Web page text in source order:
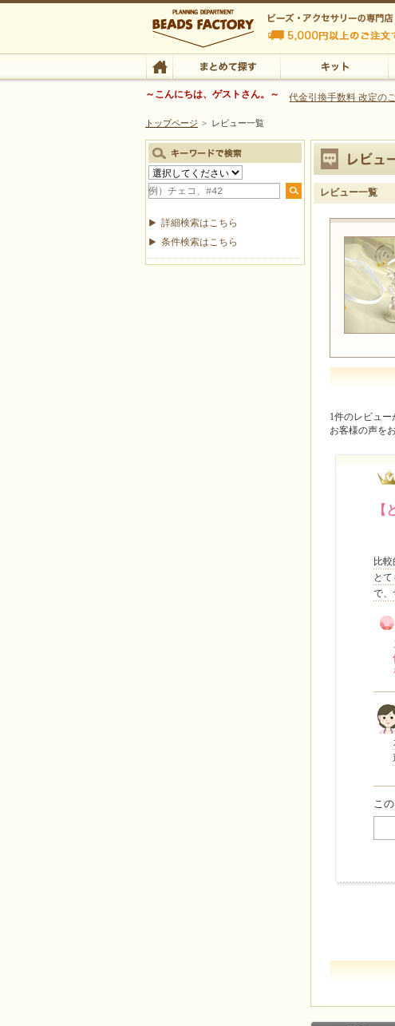
ビーズファクトリー ビーズ・パーツ・金具など・アクセ
ビーズ・アクセサリーの専門店 ビーズファクトリー
TOP まとめて探す
～こんにちは、ゲストさん。～ 代金引換手数料 改定の
トップページ > レビュー一覧
レビュー一覧
1件のレビュー
お客様の声を
【
比較
と
で、
こ
こ
詳細検索はこちら
条件検索はこちら